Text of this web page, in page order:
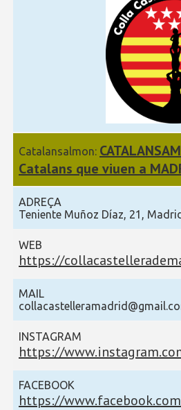
Catalansalmon:
Catalans que viuen a
ADREÇA
Teniente Muñoz Díaz, 21,
WEB
https://
MAIL
INSTAGRAM
https://
FACEBOOK
https://